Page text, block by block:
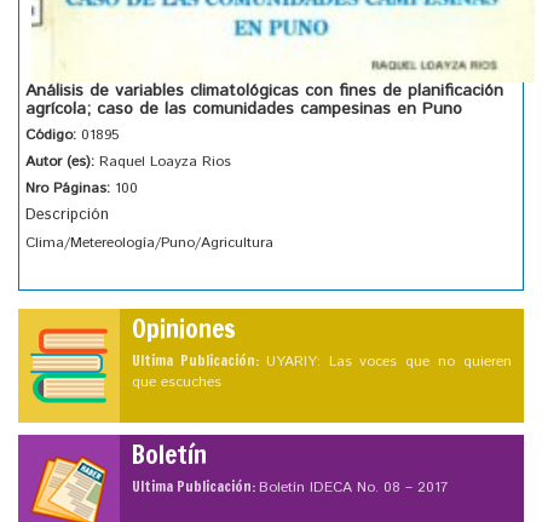
Análisis de variables climatológicas con fines de planificación
agrícola; caso de las comunidades campesinas en Puno
Código: 01895
Autor (es): Raquel Loayza Rios
Nro Páginas: 100
Descripción
Clima/Metereología/Puno/Agricultura
Opiniones
Ultima Publicación: UYARIY: Las voces que no quieren
que escuches
Boletín
Ultima Publicación:Boletín IDECA No. 08 – 2017